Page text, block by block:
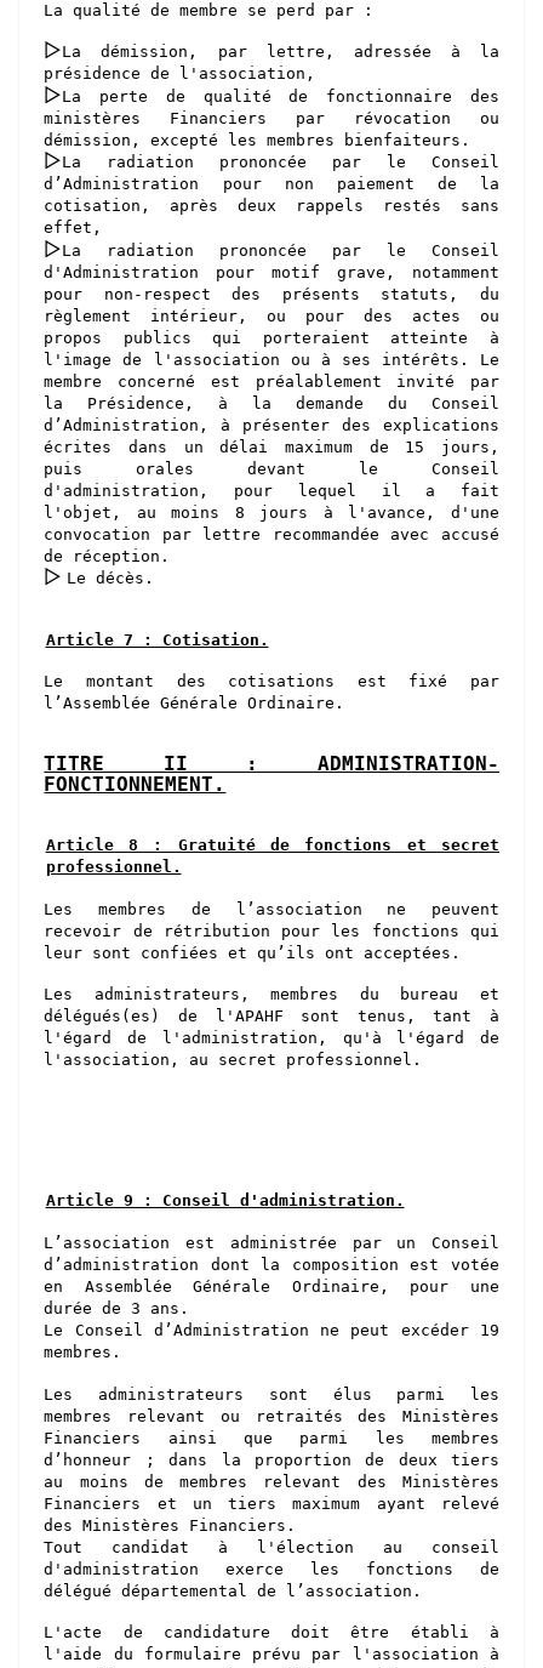
La qualité de membre se perd par :
▻La démission, par lettre, adressée à la
présidence de l'association,
▻La perte de qualité de fonctionnaire des
ministères Financiers par révocation ou
démission, excepté les membres bienfaiteurs.
▻La radiation prononcée par le Conseil
d’Administration pour non paiement de la
cotisation, après deux rappels restés sans
effet,
▻La radiation prononcée par le Conseil
d'Administration pour motif grave, notamment
pour non-respect des présents statuts, du
règlement intérieur, ou pour des actes ou
propos publics qui porteraient atteinte à
l'image de l'association ou à ses intérêts. Le
membre concerné est préalablement invité par
la Présidence, à la demande du Conseil
d’Administration, à présenter des explications
écrites dans un délai maximum de 15 jours,
puis orales devant le Conseil
d'administration, pour lequel il a fait
l'objet, au moins 8 jours à l'avance, d'une
convocation par lettre recommandée avec accusé
de réception.
▻ Le décès.
Article 7 : Cotisation.
Le montant des cotisations est fixé par
l’Assemblée Générale Ordinaire.
TITRE II : ADMINISTRATION-
FONCTIONNEMENT.
Article 8 : Gratuité de fonctions et secret
professionnel.
Les membres de l’association ne peuvent
recevoir de rétribution pour les fonctions qui
leur sont confiées et qu’ils ont acceptées.
Les administrateurs, membres du bureau et
délégués(es) de l'APAHF sont tenus ,
tant à
l'égard de l'administration, qu'à l'égard de
l'association, au secret professionnel.
Article 9 : Conseil d'administration.
L’association est administrée par un Conseil
d’administration dont la composition est votée
en Assemblée Générale Ordinaire, pour une
durée de 3 ans.
Le Conseil d’Administration ne peut excéder 19
membres.
Les administrateurs sont élus parmi les
membres relevant ou retraitésdes Ministères
Financiers ainsi que parmi les membres
d’honneur ;
dans la proportion de deux tiers
au moins de membres relevant des Ministères
Financiers et un tiers maximum ayant relevé
des Ministères Financiers .
Tout candidat à l'élection au conseil
d'administration exerce les fonctions de
délégué départemental de l’association.
L'acte de candidaturedoit être établi à
l'aide du formulaire prévu par l'association à